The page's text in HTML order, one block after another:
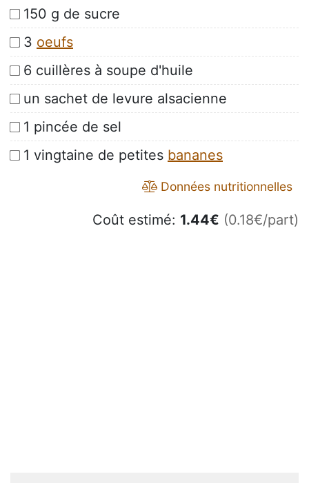
150 g de sucre
3 oeufs
6 cuillères à soupe d'huile
un sachet de levure alsacienne
1 pincée de sel
1 vingtaine de petites bananes
Données nutritionnelles
Coût estimé: 1.44€ (0.18€/part)